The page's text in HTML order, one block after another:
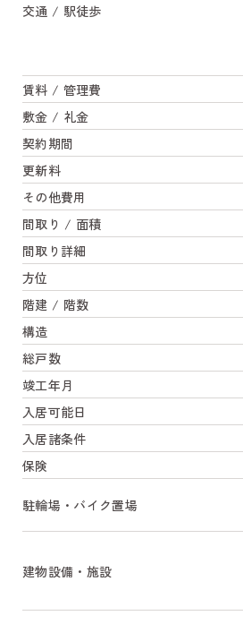
交通 / 駅徒歩
賃料 / 管理費
敷金 / 礼金
契約期間
更新料
その他費用
間取り / 面積
間取り詳細
方位
階建 / 階数
構造
総戸数
竣工年月
入居可能日
入居諸条件
保険
駐輪場・バイク置場
建物設備・施設